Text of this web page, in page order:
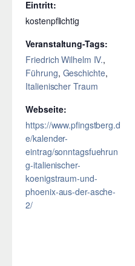
Eintritt:
kostenpflichtig
Veranstaltung-Tags:
Friedrich Wilhelm IV.,
Führung, Geschichte,
Italienischer Traum
Webseite:
https://www.pfingstberg.d
e/kalender-
eintrag/sonntagsfuehrun
g-italienischer-
koenigstraum-und-
phoenix-aus-der-asche-
2/